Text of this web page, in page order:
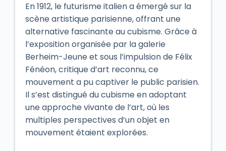
En 1912, le futurisme italien a émergé sur la
scène artistique parisienne, offrant une
alternative fascinante au cubisme. Grâce à
l’exposition organisée par la galerie
Berheim-Jeune et sous l’impulsion de Félix
Fénéon, critique d’art reconnu, ce
mouvement a pu captiver le public parisien.
Il s’est distingué du cubisme en adoptant
une approche vivante de l’art, où les
multiples perspectives d’un objet en
mouvement étaient explorées.